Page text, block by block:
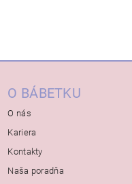
O BÁBETKU
O nás
Kariera
Kontakty
Naša poradňa